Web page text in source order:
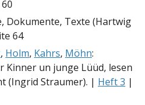
Dokumente, Texte (Hartwig
64
, Holm, Kahrs, Möhn:
Kinner un junge Lüüd, lesen
(Ingrid Straumer). | Heft 3 |